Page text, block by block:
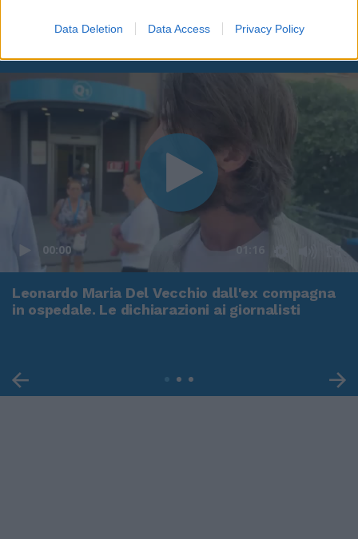
Data Deletion Data Access Privacy Policy
00:00 01:16
Leonardo Maria Del Vecchio dall'ex compagna
in ospedale. Le dichiarazioni ai giornalisti